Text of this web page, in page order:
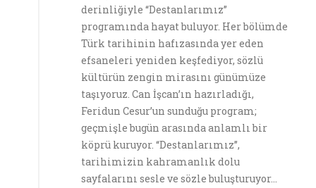
derinliğiyle “Destanlarımız”
programında hayat buluyor. Her bölümde
Türk tarihinin hafızasında yer eden
efsaneleri yeniden keşfediyor, sözlü
kültürün zengin mirasını günümüze
taşıyoruz. Can İşcan’ın hazırladığı,
Feridun Cesur’un sunduğu program;
geçmişle bugün arasında anlamlı bir
köprü kuruyor. “Destanlarımız”,
tarihimizin kahramanlık dolu
sayfalarını sesle ve sözle buluşturuyor…